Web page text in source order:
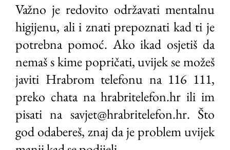
Važno je redovito održavati mentalnu
higijenu, ali i znati prepoznati kad ti je
potrebna pomoć. Ako ikad osjetiš da
nemaš s kime popričati, uvijek se možeš
javiti Hrabrom telefonu na 116 111,
preko chata na hrabritelefon.hr ili im
pisati na savjet@hrabritelefon.hr. Što
god odabereš, znaj da je problem uvijek